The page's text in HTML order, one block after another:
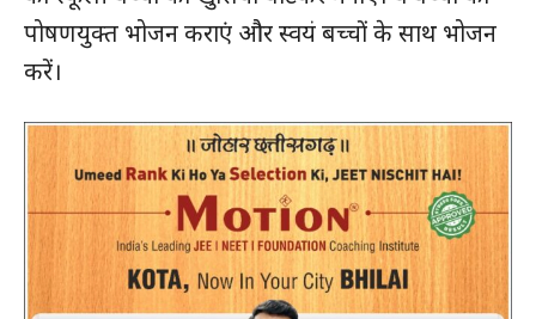
पोषणयुक्त भोजन कराएं और स्वयं बच्चों के साथ भोजन
करें।